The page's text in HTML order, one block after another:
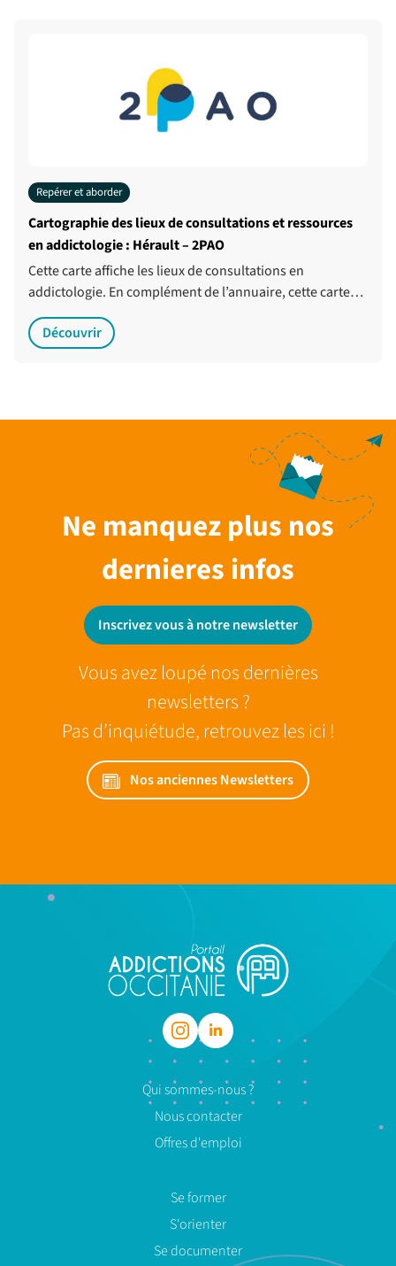
Repérer et aborder
Cartographie des lieux de consultations et ressources
en addictologie : Hérault – 2PAO
Cette carte affiche les lieux de consultations en
addictologie. En complément de l’annuaire, cette carte…
Découvrir
Ne manquez plus nos
dernieres infos
Inscrivez vous à notre newsletter
Vous avez loupé nos dernières
newsletters ?
Pas d’inquiétude, retrouvez les ici !
Nos anciennes Newsletters
Qui sommes-nous ?
Nous contacter
Offres d'emploi
Se former
S'orienter
Se documenter